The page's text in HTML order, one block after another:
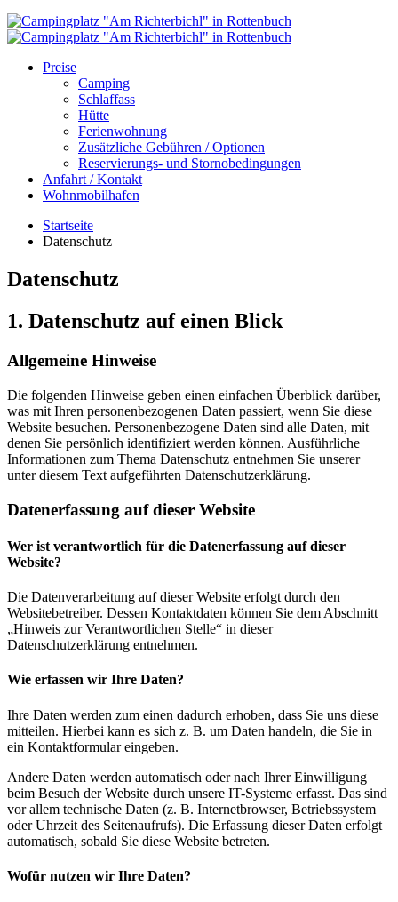
Preise
Camping
Schlaffass
Hütte
Ferienwohnung
Zusätzliche Gebühren / Optionen
Reservierungs- und Stornobedingungen
Anfahrt / Kontakt
Wohnmobilhafen
Startseite
Datenschutz
Datenschutz
1. Datenschutz auf einen Blick
Allgemeine Hinweise
Die folgenden Hinweise geben einen einfachen Überblick darüber,
was mit Ihren personenbezogenen Daten passiert, wenn Sie diese
Website besuchen. Personenbezogene Daten sind alle Daten, mit
denen Sie persönlich identifiziert werden können. Ausführliche
Informationen zum Thema Datenschutz entnehmen Sie unserer
unter diesem Text aufgeführten Datenschutzerklärung.
Datenerfassung auf dieser Website
Wer ist verantwortlich für die Datenerfassung auf dieser
Website?
Die Datenverarbeitung auf dieser Website erfolgt durch den
Websitebetreiber. Dessen Kontaktdaten können Sie dem Abschnitt
„Hinweis zur Verantwortlichen Stelle“ in dieser
Datenschutzerklärung entnehmen.
Wie erfassen wir Ihre Daten?
Ihre Daten werden zum einen dadurch erhoben, dass Sie uns diese
mitteilen. Hierbei kann es sich z. B. um Daten handeln, die Sie in
ein Kontaktformular eingeben.
Andere Daten werden automatisch oder nach Ihrer Einwilligung
beim Besuch der Website durch unsere IT-Systeme erfasst. Das sind
vor allem technische Daten (z. B. Internetbrowser, Betriebssystem
oder Uhrzeit des Seitenaufrufs). Die Erfassung dieser Daten erfolgt
automatisch, sobald Sie diese Website betreten.
Wofür nutzen wir Ihre Daten?